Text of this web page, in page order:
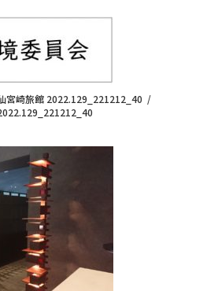
宮崎旅館 2022.129_221212_40